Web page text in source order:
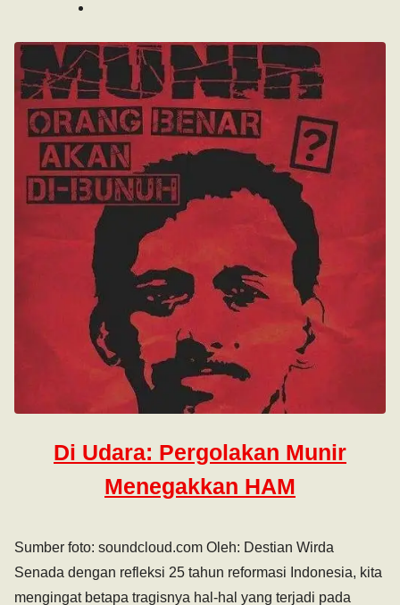
Di Udara: Pergolakan Munir
Menegakkan HAM
Sumber foto: soundcloud.com Oleh: Destian Wirda
Senada dengan refleksi 25 tahun reformasi Indonesia, kita
mengingat betapa tragisnya hal-hal yang terjadi pada